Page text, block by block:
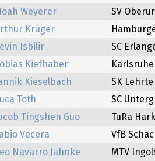
Weyerer SV
Krüger
Isbilir SC
Kiefhaber
Kieselbach SK Lehrte
Toth SC
Tingshen Guo TuRa
Vecera VfB
Navarro Jahnke MTV